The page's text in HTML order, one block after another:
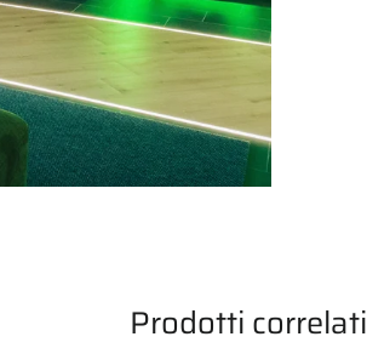
Prodotti correlati